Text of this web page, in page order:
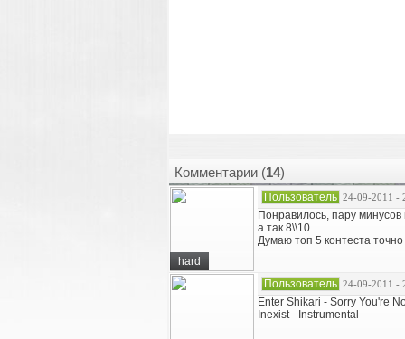
Комментарии (14)
hard
Пользователь 24-09-2011 -
Понравилось, пару
а так 8\\10
Думаю топ 5 контеста
Пользователь 24-09-2011 -
Enter Shikari - Sorry You're
Inexist - Instrumental